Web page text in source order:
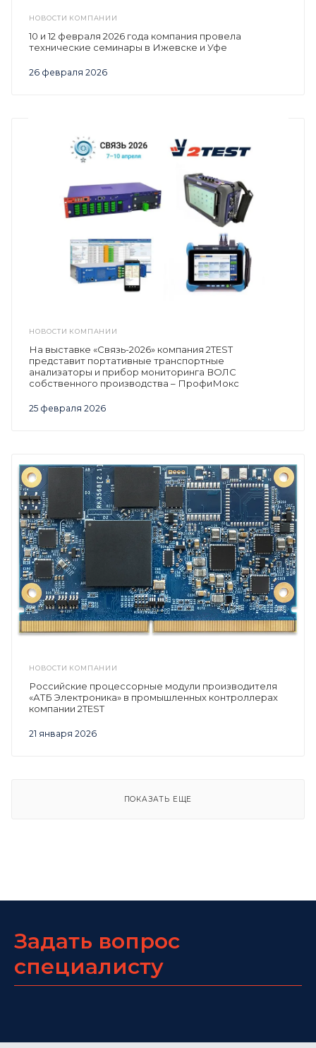
НОВОСТИ КОМПАНИИ
26 февраля 2026
10 и 12 февраля 2026 года компания провела
технические семинары в Ижевске и Уфе
НОВОСТИ КОМПАНИИ
25 февраля 2026
На выставке «Связь-2026» компания 2TEST
представит портативные транспортные
анализаторы и прибор мониторинга ВОЛС
собственного производства – ПрофиМокс
НОВОСТИ КОМПАНИИ
21 января 2026
Российские процессорные модули производителя
«АТБ Электроника» в промышленных контроллерах
компании 2TEST
ПОКАЗАТЬ ЕЩЕ
Задать вопрос
специалисту